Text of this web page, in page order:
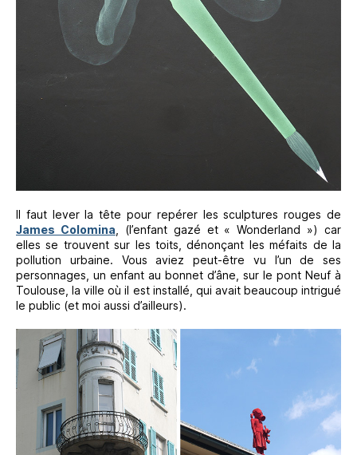
Il faut lever la tête pour repérer les sculptures rouges de
James Colomina , (l’enfant gazé et « Wonderland ») car
elles se trouvent sur les toits, dénonçant les méfaits de la
pollution urbaine. Vous aviez peut-être vu l’un de ses
personnages, un enfant au bonnet d’âne, sur le pont Neuf à
Toulouse, la ville où il est installé, qui avait beaucoup intrigué
le public (et moi aussi d’ailleurs).